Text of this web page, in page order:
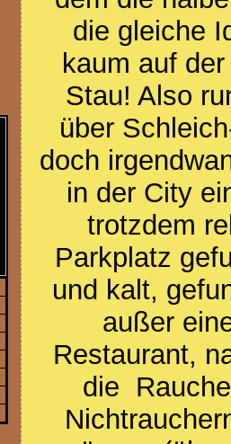
die gleiche
kaum auf
Stau! Also
über
doch
in der City
trotzdem
Parkplatz
und kalt,
außer
Restaurant,
die